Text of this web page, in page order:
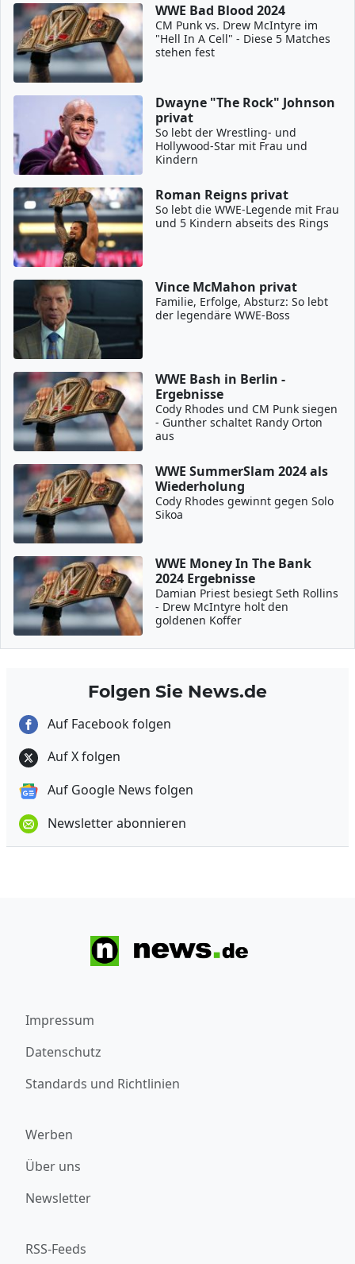
WWE Bad Blood 2024
CM Punk vs. Drew McIntyre im
"Hell In A Cell" - Diese 5 Matches
stehen fest
Dwayne "The Rock" Johnson
privat
So lebt der Wrestling- und
Hollywood-Star mit Frau und
Kindern
Roman Reigns privat
So lebt die WWE-Legende mit Frau
und 5 Kindern abseits des Rings
Vince McMahon privat
Familie, Erfolge, Absturz: So lebt
der legendäre WWE-Boss
WWE Bash in Berlin -
Ergebnisse
Cody Rhodes und CM Punk siegen
- Gunther schaltet Randy Orton
aus
WWE SummerSlam 2024 als
Wiederholung
Cody Rhodes gewinnt gegen Solo
Sikoa
WWE Money In The Bank
2024 Ergebnisse
Damian Priest besiegt Seth Rollins
- Drew McIntyre holt den
goldenen Koffer
Folgen Sie News.de
Auf Facebook folgen
Auf X folgen
Auf Google News folgen
Newsletter abonnieren
Impressum
Datenschutz
Standards und Richtlinien
Werben
Über uns
Newsletter
RSS-Feeds